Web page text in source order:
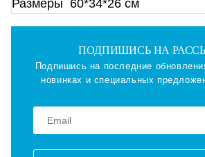
Размеры 60*34*26 см
ПОДПИШИСЬ НА
Подпишись на последние
новинках и специальных